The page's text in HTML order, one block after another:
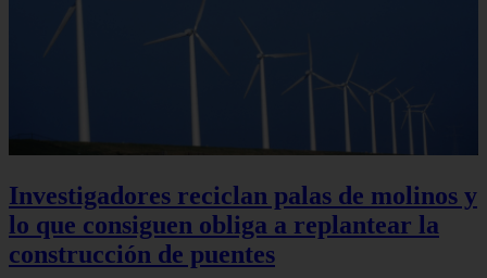
Investigadores reciclan palas de molinos y
lo que consiguen obliga a replantear la
construcción de puentes